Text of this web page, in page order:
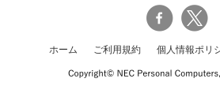
ホーム ご利用規約 個人情報ポリ